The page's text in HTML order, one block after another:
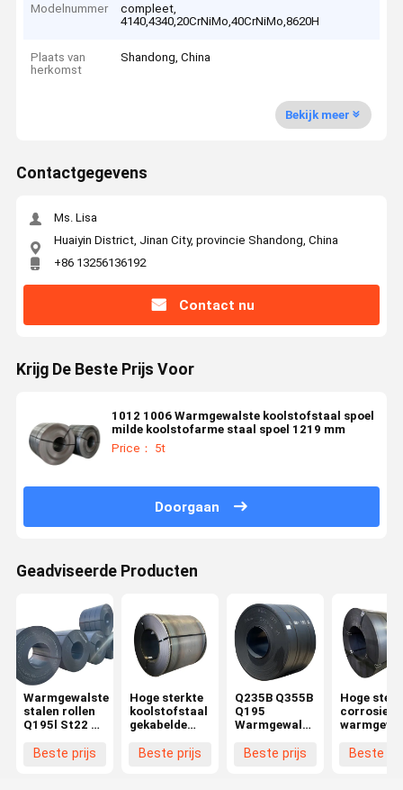
Modelnummer
compleet,
4140,4340,20CrNiMo,40CrNiMo,8620H
Plaats van
herkomst
Shandong, China
Bekijk meer
Contactgegevens
Ms. Lisa
Huaiyin District, Jinan City, provincie Shandong, China
+86 13256136192
Contact nu
Krijg De Beste Prijs Voor
1012 1006 Warmgewalste koolstofstaal spoel
milde koolstofarme staal spoel 1219 mm
Price： 5t
Doorgaan
Geadviseerde Producten
Warmgewalste
stalen rollen
Q195l St22 3-
Warmgewalste
Beste prijs
Hoge sterkte
koolstofstaal
gekabelde
teardrop
Beste prijs
Q235B Q355B
Q195
Warmgewalste
3-16 mm dik
Beste prijs
Hoge
met een
Beste